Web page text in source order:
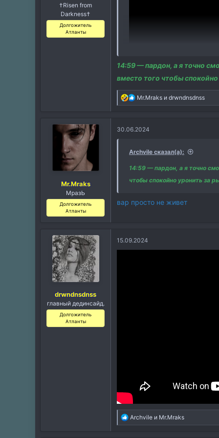
†Risen from
Darkness†
Долгожитель
Атланты
14:59 — пардон, а я точно
вместо того чтобы
Р
е
ц
и
Mr.Mraks и drwndnsdnss
Mr.Mraks
МразЬ
Долгожитель
Атланты
30.06.2024
Archvile сказал(а):
14:59 — пардон, а я точно
чтобы спокойно уронить за
вар просто не живет
drwndnsdnss
главный дединсайд.
Долгожитель
Атланты
15.09.2024
Р
е
Archvile и Mr.Mraks